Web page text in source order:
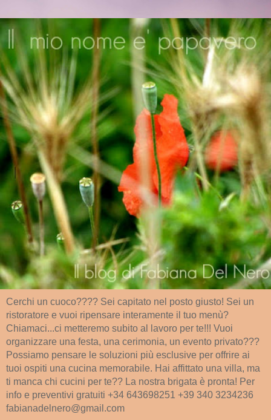
Cerchi un cuoco???? Sei capitato nel posto giusto! Sei un
ristoratore e vuoi ripensare interamente il tuo menù?
Chiamaci...ci metteremo subito al lavoro per te!!! Vuoi
organizzare una festa, una cerimonia, un evento privato???
Possiamo pensare le soluzioni più esclusive per offrire ai
tuoi ospiti una cucina memorabile. Hai affittato una villa, ma
ti manca chi cucini per te?? La nostra brigata è pronta! Per
info e preventivi gratuiti +34 643698251 +39 340 3234236
fabianadelnero@gmail.com